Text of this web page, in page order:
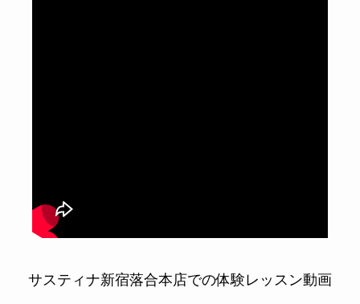
サスティナ新宿落合本店での体験レッスン動画